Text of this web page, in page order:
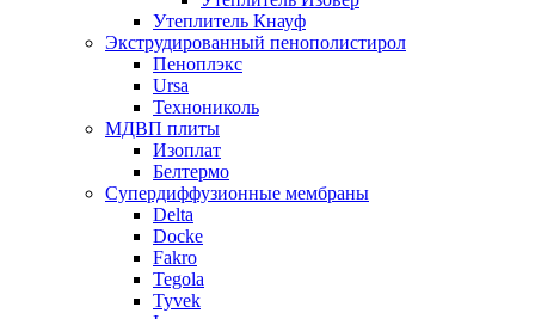
Утеплитель Кнауф
Экструдированный пенополистирол
Пеноплэкс
Ursa
Технониколь
МДВП плиты
Изоплат
Белтермо
Супердиффузионные мембраны
Delta
Docke
Fakro
Tegola
Tyvek